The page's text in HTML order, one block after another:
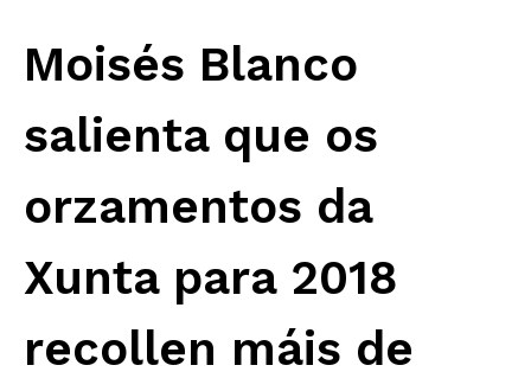
Moisés Blanco
salienta que os
orzamentos da
Xunta para 2018
recollen máis de